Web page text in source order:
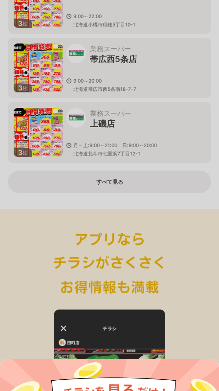
3枚
9:00～22:00
北海道小樽市稲穂5丁目10-1
3枚
業務スーパー
帯広西5条店
9:00～20:00
北海道帯広市西5条南18-7-7
3枚
業務スーパー
上磯店
月～土:9:00～21:00 日:9:00～20:00
北海道北斗市七重浜7丁目12-1
すべて見る